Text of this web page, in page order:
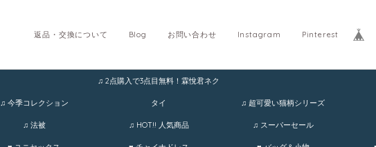
Pinterest
Instagram
お問い合わせ
Blog
返品・交換について
♫ 今季コレクション
♫ 2点購入で3点目無料！霖悅君ネク
タイ ♫ 超可愛い猫柄シリーズ
♫ 法被 ♫ HOT!! 人気商品 ♫ スーパーセール